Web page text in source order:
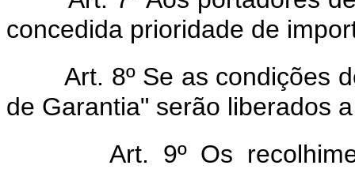
concedida prioridade de
Art. 8º Se as condições
de Garantia" serão liberados
Art. 9º Os